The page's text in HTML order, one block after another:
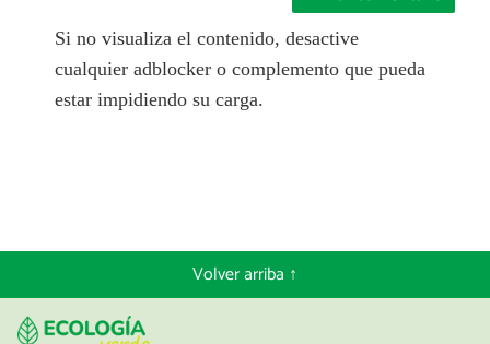
Si no visualiza el contenido, desactive
cualquier adblocker o complemento que pueda
estar impidiendo su carga.
Volver arriba ↑